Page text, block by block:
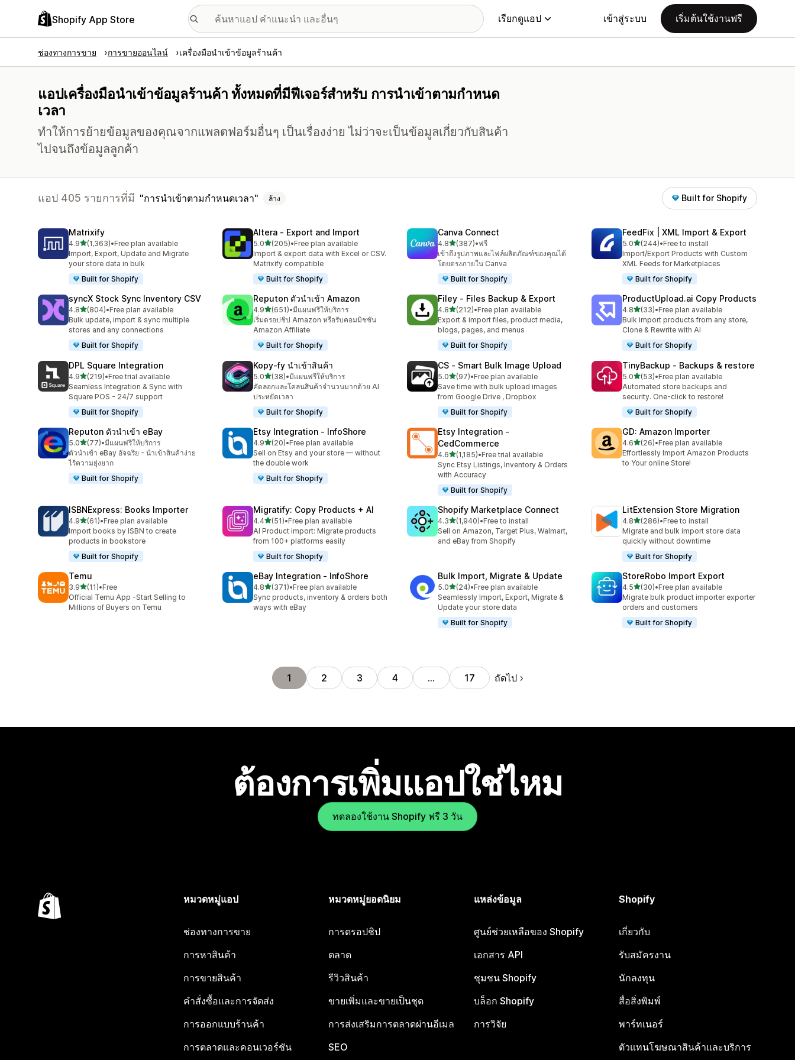
Shopify App Store เรียกดูแอป เข้าสู่ระบบ เริ่มต้นใช้งานฟรี
ช่องทางการขาย การขายออนไลน์ เครื่องมือนำเข้าข้อมูลร้านค้า
แอปเครื่องมือนำเข้าข้อมูลร้านค้า ทั้งหมดที่มีฟีเจอร์สำหรับ การนำเข้าตามกำหนด
เวลา
ทำให้การย้ายข้อมูลของคุณจากแพลตฟอร์มอื่นๆ เป็นเรื่องง่าย ไม่ว่าจะเป็นข้อมูลเกี่ยวกับสินค้า
ไปจนถึงข้อมูลลูกค้า
แอป 405 รายการที่มี การนำเข้าตามกำหนดเวลา ล้าง Built for Shopify
Matrixify
4.9เต็ม 5 ดาว
(1,363)
ทั้งหมด 1363 รีวิว
•Free plan available
Import, Export, Update and Migrate
your store data in bulk
Built for Shopify
Altera ‑ Export and Import
5.0เต็ม 5 ดาว
(205)
ทั้งหมด 205 รีวิว
•Free plan available
Import & export data with Excel or CSV.
Matrixify compatible
Built for Shopify
Canva Connect
4.8เต็ม 5 ดาว
(387)
ทั้งหมด 387 รีวิว
•ฟรี
เข้าถึงรูปภาพและไฟล์ผลิตภัณฑ์ของคุณได้
โดยตรงภายใน Canva
Built for Shopify
FeedFix | XML Import & Export
5.0เต็ม 5 ดาว
(244)
ทั้งหมด 244 รีวิว
•Free to install
Import/Export Products with Custom
XML Feeds for Marketplaces
Built for Shopify
syncX Stock Sync Inventory CSV
4.8เต็ม 5 ดาว
(804)
ทั้งหมด 804 รีวิว
•Free plan available
Bulk update, import & sync multiple
stores and any connections
Built for Shopify
Reputon ตัวนำเข้า Amazon
4.9เต็ม 5 ดาว
(651)
ทั้งหมด 651 รีวิว
•มีแผนฟรีให้บริการ
เริ่มดรอปชิป Amazon หรือรับคอมมิชชัน
Amazon Affiliate
Built for Shopify
Filey ‑ Files Backup & Export
4.8เต็ม 5 ดาว
(212)
ทั้งหมด 212 รีวิว
•Free plan available
Export & import files, product media,
blogs, pages, and menus
Built for Shopify
ProductUpload.ai Copy Products
4.8เต็ม 5 ดาว
(33)
ทั้งหมด 33 รีวิว
•Free plan available
Bulk import products from any store,
Clone & Rewrite with AI
Built for Shopify
DPL Square Integration
4.9เต็ม 5 ดาว
(219)
ทั้งหมด 219 รีวิว
•Free trial available
Seamless Integration & Sync with
Square POS - 24/7 support
Built for Shopify
Kopy‑fy นำเข้าสินค้า
5.0เต็ม 5 ดาว
(38)
ทั้งหมด 38 รีวิว
•มีแผนฟรีให้บริการ
คัดลอกและโคลนสินค้าจำนวนมากด้วย AI
ประหยัดเวลา
Built for Shopify
CS ‑ Smart Bulk Image Upload
5.0เต็ม 5 ดาว
(97)
ทั้งหมด 97 รีวิว
•Free plan available
Save time with bulk upload images
from Google Drive , Dropbox
Built for Shopify
TinyBackup ‑ Backups & restore
5.0เต็ม 5 ดาว
(53)
ทั้งหมด 53 รีวิว
•Free plan available
Automated store backups and
security. One-click to restore!
Built for Shopify
Reputon ตัวนำเข้า eBay
5.0เต็ม 5 ดาว
(77)
ทั้งหมด 77 รีวิว
•มีแผนฟรีให้บริการ
ตัวนำเข้า eBay อัจฉริย - นำเข้าสินค้าง่าย
ไร้ความยุ่งยาก
Built for Shopify
Etsy Integration ‑ InfoShore
4.9เต็ม 5 ดาว
(20)
ทั้งหมด 20 รีวิว
•Free plan available
Sell on Etsy and your store — without
the double work
Built for Shopify
Etsy Integration ‑
CedCommerce
4.6เต็ม 5 ดาว
(1,185)
ทั้งหมด 1185 รีวิว
•Free trial available
Sync Etsy Listings, Inventory & Orders
with Accuracy
Built for Shopify
GD: Amazon Importer
4.6เต็ม 5 ดาว
(26)
ทั้งหมด 26 รีวิว
•Free plan available
Effortlessly Import Amazon Products
to Your online Store!
ISBNExpress: Books Importer
4.9เต็ม 5 ดาว
(61)
ทั้งหมด 61 รีวิว
•Free plan available
Import books by ISBN to create
products in bookstore
Built for Shopify
Migratify: Copy Products + AI
4.4เต็ม 5 ดาว
(51)
ทั้งหมด 51 รีวิว
•Free plan available
AI Product import: Migrate products
from 100+ platforms easily
Built for Shopify
Shopify Marketplace Connect
4.3เต็ม 5 ดาว
(1,940)
ทั้งหมด 1940 รีวิว
•Free to install
Sell on Amazon, Target Plus, Walmart,
and eBay from Shopify
LitExtension Store Migration
4.8เต็ม 5 ดาว
(286)
ทั้งหมด 286 รีวิว
•Free to install
Migrate and bulk import store data
quickly without downtime
Built for Shopify
Temu
3.9เต็ม 5 ดาว
(11)
ทั้งหมด 11 รีวิว
•Free
Official Temu App -Start Selling to
Millions of Buyers on Temu
eBay Integration ‑ InfoShore
4.8เต็ม 5 ดาว
(371)
ทั้งหมด 371 รีวิว
•Free plan available
Sync products, inventory & orders both
ways with eBay
Bulk Import, Migrate & Update
5.0เต็ม 5 ดาว
(24)
ทั้งหมด 24 รีวิว
•Free plan available
Seamlessly Import, Export, Migrate &
Update your store data
Built for Shopify
StoreRobo Import Export
4.5เต็ม 5 ดาว
(30)
ทั้งหมด 30 รีวิว
•Free plan available
Migrate bulk product importer exporter
orders and customers
Built for Shopify
1 2 3 4 … 17 ถัดไป
ต้องการเพิ่มแอปใช่ไหม
ทดลองใช้งาน Shopify ฟรี 3 วัน
หมวดหมู่แอป
ช่องทางการขาย
การหาสินค้า
การขายสินค้า
คำสั่งซื้อและการจัดส่ง
การออกแบบร้านค้า
การตลาดและคอนเวอร์ชัน
หมวดหมู่ยอดนิยม
การดรอปชิป
ตลาด
รีวิวสินค้า
ขายเพิ่มและขายเป็นชุด
การส่งเสริมการตลาดผ่านอีเมล
SEO
แหล่งข้อมูล
ศูนย์ช่วยเหลือของ Shopify
เอกสาร API
ชุมชน Shopify
บล็อก Shopify
การวิจัย
Shopify
เกี่ยวกับ
รับสมัครงาน
นักลงทุน
สื่อสิ่งพิมพ์
พาร์ทเนอร์
ตัวแทนโฆษณาสินค้าและบริการ